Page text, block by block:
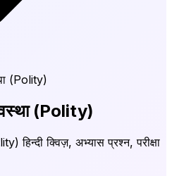
(Polity)
(Polity)
हिन्दी क्विज़, अभ्यास प्रश्न, परीक्षा